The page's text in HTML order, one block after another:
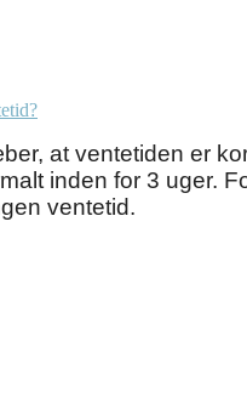
at ventetiden er
inden for 3 uger.
ventetid.